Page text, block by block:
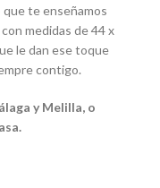
que te enseñamos
medidas de 44 x
le dan ese toque
contigo.
y Melilla, o